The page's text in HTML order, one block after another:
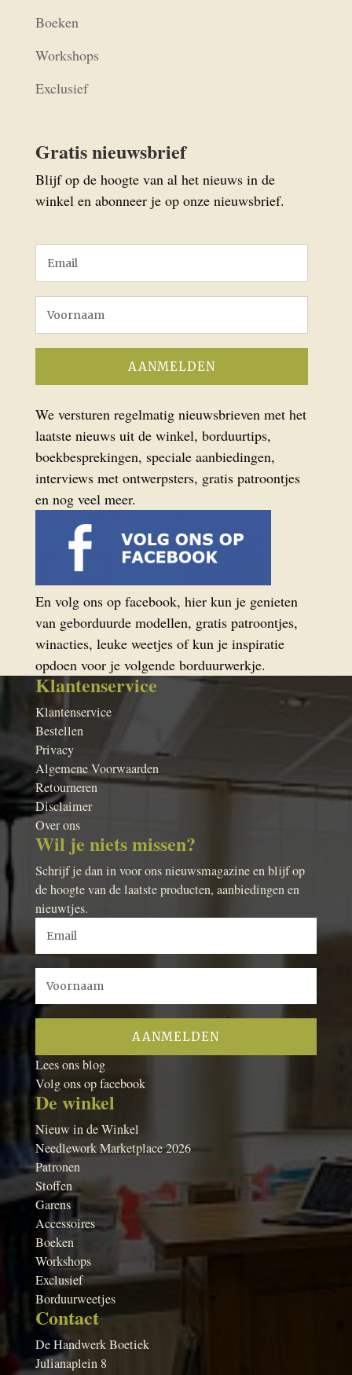
Boeken
Workshops
Exclusief
Gratis nieuwsbrief
Blijf op de hoogte van al het nieuws in de
winkel en abonneer je op onze nieuwsbrief.
We versturen regelmatig nieuwsbrieven met het
laatste nieuws uit de winkel, borduurtips,
boekbesprekingen, speciale aanbiedingen,
interviews met ontwerpsters, gratis patroontjes
en nog veel meer.
En volg ons op facebook, hier kun je genieten
van geborduurde modellen, gratis patroontjes,
winacties, leuke weetjes of kun je inspiratie
opdoen voor je volgende borduurwerkje.
Klantenservice
Klantenservice
Bestellen
Privacy
Algemene Voorwaarden
Retourneren
Disclaimer
Over ons
Wil je niets missen?
Schrijf je dan in voor ons nieuwsmagazine en blijf op
de hoogte van de laatste producten, aanbiedingen en
nieuwtjes.
Lees ons blog
Volg ons op facebook
De winkel
Nieuw in de Winkel
Needlework Marketplace 2026
Patronen
Stoffen
Garens
Accessoires
Boeken
Workshops
Exclusief
Borduurweetjes
Contact
De Handwerk Boetiek
Julianaplein 8